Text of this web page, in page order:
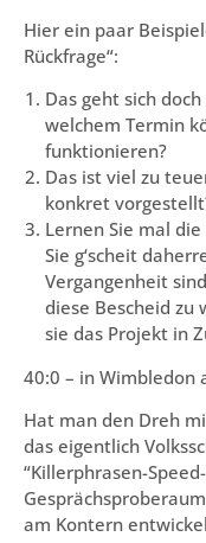
Hier ein paar
Rückfrage“:
Das geht sich
welchem Termin
funktionieren?
Das ist viel zu
konkret
Lernen Sie mal
Sie g‘scheit
Vergangenheit
diese Bescheid zu
sie das Projekt in
40:0 – in Wimbledon
Hat man den Dreh
das eigentlich
“Killerphrasen-
am Kontern